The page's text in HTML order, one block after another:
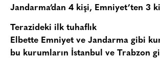
Jandarma’dan 4 kişi, Emniyet’ten 3
Terazideki ilk tuhaflık
Elbette Emniyet ve Jandarma gibi
bu kurumların İstanbul ve Trabzon